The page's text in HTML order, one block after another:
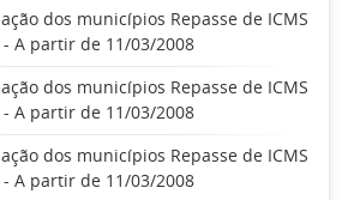
dos municípios Repasse de ICMS
- A partir de 11/03/2008
dos municípios Repasse de ICMS
- A partir de 11/03/2008
dos municípios Repasse de ICMS
- A partir de 11/03/2008